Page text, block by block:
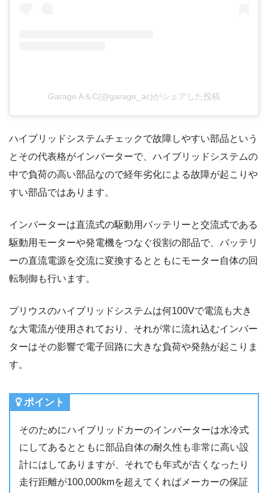
Garage A＆C(@garage_ac)がシェアした投稿
ハイブリッドシステムチェックで故障しやすい部品という
とその代表格がインバーターで、ハイブリッドシステムの
中で負荷の高い部品なので経年劣化による故障が起こりや
すい部品ではあります。
インバーターは直流式の駆動用バッテリーと交流式である
駆動用モーターや発電機をつなぐ役割の部品で、バッテリ
ーの直流電源を交流に変換するとともにモーター自体の回
転制御も行います。
プリウスのハイブリッドシステムは何100Vで電流も大き
な大電流が使用されており、それが常に流れ込むインバー
ターはその影響で電子回路に大きな負荷や発熱が起こりま
す。
ポイント
そのためにハイブリッドカーのインバーターは水冷式
にしてあるとともに部品自体の耐久性も非常に高い設
計にはしてありますが、それでも年式が古くなったり
走行距離が100,000kmを超えてくればメーカーの保証